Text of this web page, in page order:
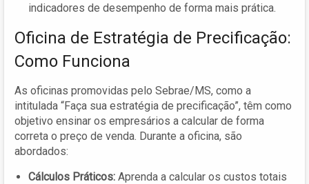
indicadores de desempenho de forma mais prática.
Oficina de Estratégia de Precificação:
Como Funciona
As oficinas promovidas pelo Sebrae/MS, como a
intitulada “Faça sua estratégia de precificação”, têm como
objetivo ensinar os empresários a calcular de forma
correta o preço de venda. Durante a oficina, são
abordados:
Cálculos Práticos: Aprenda a calcular os custos totais